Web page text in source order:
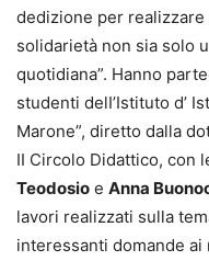
dedizione per
solidarietà non sia solo
quotidiana”. Hanno
studenti delI’Istituto d’
Marone”, diretto dalla
II Circolo Didattico, con
Teodosio e Anna
lavori realizzati sulla
interessanti domande ai